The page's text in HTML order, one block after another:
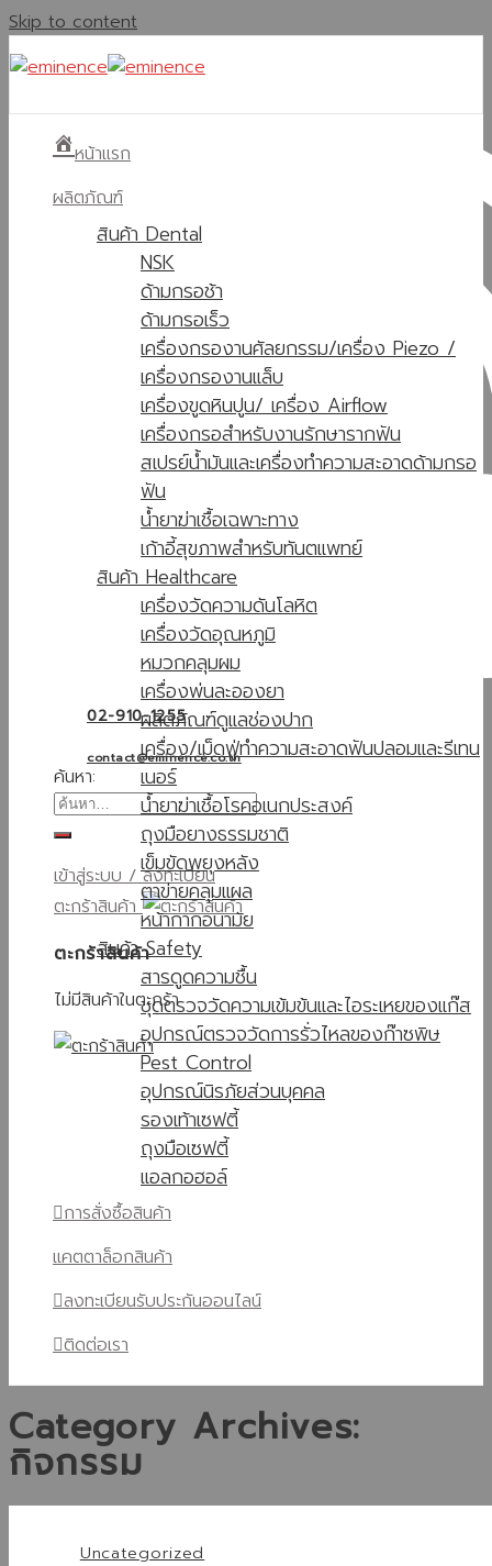
Skip to content
02-910-1255
contact@eminence.co.th
ค้นหา:
เข้าสู่ระบบ / ลงทะเบียน
ตะกร้าสินค้า
ตะกร้าสินค้า
ไม่มีสินค้าในตะกร้า
หน้าแรก
ผลิตภัณฑ์
สินค้า Dental
NSK
ด้ามกรอช้า
ด้ามกรอเร็ว
เครื่องกรองานศัลยกรรม/เครื่อง Piezo /
เครื่องกรองานแล็บ
เครื่องขูดหินปูน/ เครื่อง Airflow
เครื่องกรอสำหรับงานรักษารากฟัน
สเปรย์น้ำมันและเครื่องทำความสะอาดด้ามกรอ
ฟัน
น้ำยาฆ่าเชื้อเฉพาะทาง
เก้าอี้สุขภาพสำหรับทันตแพทย์
สินค้า Healthcare
เครื่องวัดความดันโลหิต
เครื่องวัดอุณหภูมิ
หมวกคลุมผม
เครื่องพ่นละอองยา
ผลิตภัณฑ์ดูแลช่องปาก
เครื่อง/เม็ดฟู่ทำความสะอาดฟันปลอมและรีเทน
เนอร์
น้ำยาฆ่าเชื้อโรคอเนกประสงค์
ถุงมือยางธรรมชาติ
เข็มขัดพยุงหลัง
ตาข่ายคลุมแผล
หน้ากากอนามัย
สินค้า Safety
สารดูดความชื้น
ชุดตรวจวัดความเข้มข้นและไอระเหยของแก๊ส
อุปกรณ์ตรวจวัดการรั่วไหลของก๊าซพิษ
Pest Control
อุปกรณ์นิรภัยส่วนบุคคล
รองเท้าเซฟตี้
ถุงมือเซฟตี้
แอลกอฮอล์
การสั่งซื้อสินค้า
แคตตาล็อกสินค้า
ลงทะเบียนรับประกันออนไลน์
ติดต่อเรา
Category Archives:
กิจกรรม
Uncategorized